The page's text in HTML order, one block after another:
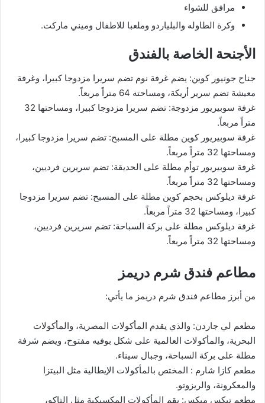
مرافق للشواء
وكرة الطاوله والبلياردو وملعبا للاطفال وميني ماركت.
الأجنحة الخاصة بالفندق
جناح جونيور كوين: يضم غرفة نوم تضم سريرا مزدوجا كبيرا، وغرفة
معيشة تضم سرير أريكة، ومساحته 64 متراً مربعاً.
غرفة سوبيريور مزدوجة: تضم سريرا مزدوجا كبيرا، ومساحتها 32
متراً مربعاً.
غرفة سوبيريور كوين مطلة على المسبح: تضم سريرا مزدوجا كبيرا،
ومساحتها 32 متراً مربعاً.
غرفة سوبيريور توأم مطلة على الحديقة: تضم سريرين فرديين،
ومساحتها 32 متراً مربعاً.
غرفة ديلوكس بحجم كوين مطلة على المسبح: تضم سريرا مزدوجا
كبيرا، ومساحتها 32 متراً مربعاً.
غرفة ديلوكس مطلة على بركة السباحة: تضم سريرين فرديين،
ومساحتها 32 متراً مربعاً.
مطاعم فندق شرم دريمز
من أبرز مطاعم فندق شرم دريمز ما يأتي:
مطعم لي جاردن: والذي يقدم المأكولات المصرية، والمأكولات
البحرية، والمأكولات العالمية على شكل بوفيه مفتوح، ويضم شرفة
مطلة على بركة السباحة، وجبال سيناء.
مطعم كازا شارم : المختص بالمأكولات الإيطالية مثل البيتزا
والمعكرونة، والريزوتو.
مطعم تيكس ميكس: يقم المأكولات المكسيكية مثل التاكو،